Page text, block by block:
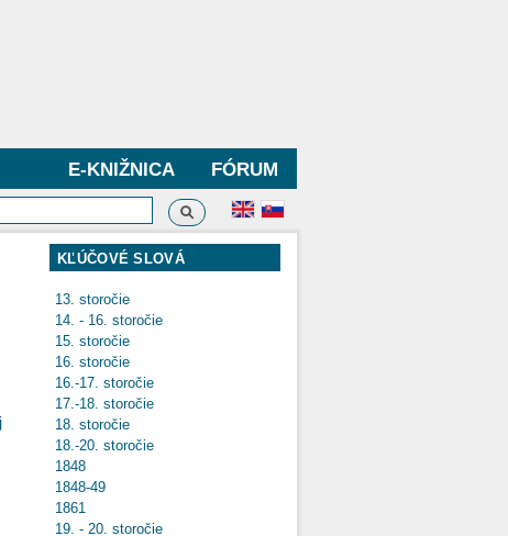
FÓRUM
E-KNIŽNICA
Vyhľadávanie
KĽÚČOVÉ SLOVÁ
13. storočie
14. - 16. storočie
15. storočie
16. storočie
16.-17. storočie
17.-18. storočie
18. storočie
18.-20. storočie
1848
1848-49
1861
19. - 20. storočie